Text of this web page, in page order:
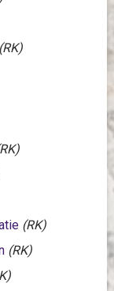
(RK)
(RK)
(RK)